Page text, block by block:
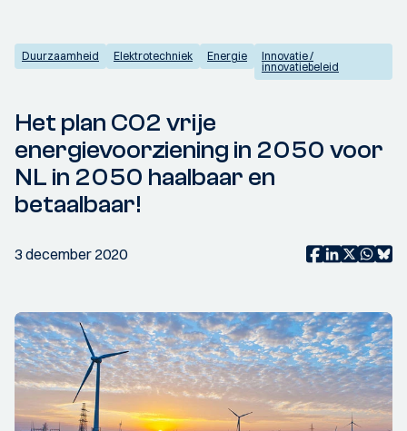
Duurzaamheid Elektrotechniek Energie
Innovatie /
innovatiebeleid
Het plan CO2 vrije
energievoorziening in 2050 voor
NL in 2050 haalbaar en
betaalbaar!
3 december 2020